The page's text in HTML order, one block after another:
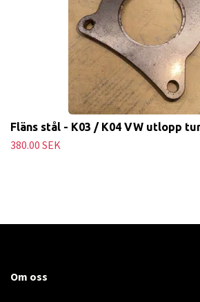
Fläns stål - K03 / K04 VW utlopp
380.00 SEK
Om oss